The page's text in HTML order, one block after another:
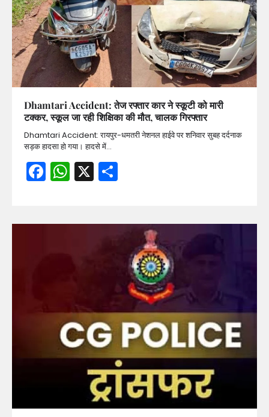
Dhamtari Accident: तेज रफ्तार कार ने स्कूटी को मारी
टक्कर, स्कूल जा रही शिक्षिका की मौत, चालक गिरफ्तार
Dhamtari Accident: रायपुर-धमतरी नेशनल हाईवे पर शनिवार सुबह दर्दनाक
सड़क हादसा हो गया। हादसे में…
Facebook
WhatsApp
X